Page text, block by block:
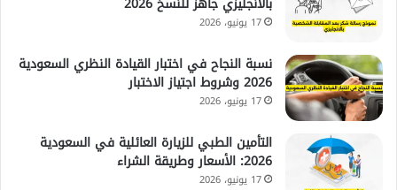
17 يونيو، 2026
نسبة النجاح في اختبار القيادة النظري السعودية
2026 وشروط اجتياز الاختبار
17 يونيو، 2026
التأمين الطبي للزيارة العائلية في السعودية
2026: الأسعار وطريقة الشراء
17 يونيو، 2026